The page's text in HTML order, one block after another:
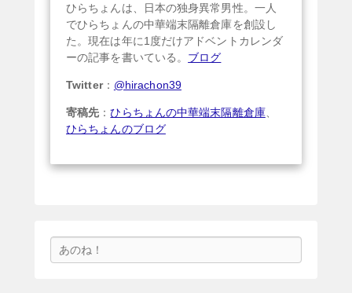
ひらちょんは、日本の独身異常男性。一人
でひらちょんの中華端末隔離倉庫を創設し
た。現在は年に1度だけアドベントカレンダ
ーの記事を書いている。 ブログ
Twitter： @hirachon39
寄稿先 ：ひらちょんの中華端末隔離倉庫、
ひらちょんのブログ
索